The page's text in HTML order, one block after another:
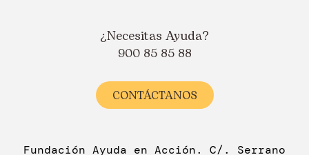
¿Necesitas Ayuda?
900 85 85 88
CONTÁCTANOS
Fundación Ayuda en Acción. C/. Serrano